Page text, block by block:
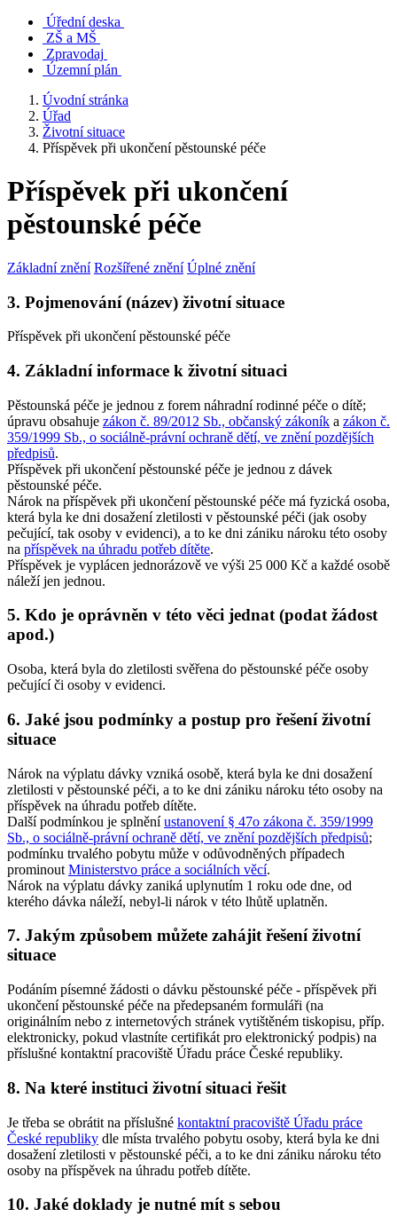
Úřední deska
ZŠ a MŠ
Zpravodaj
Územní plán
Úvodní stránka
Úřad
Životní situace
Příspěvek při ukončení pěstounské péče
Příspěvek při ukončení
pěstounské péče
Základní znění Rozšířené znění Úplné znění
3. Pojmenování (název) životní situace
Příspěvek při ukončení pěstounské péče
4. Základní informace k životní situaci
Pěstounská péče je jednou z forem náhradní rodinné péče o dítě;
úpravu obsahuje zákon č. 89/2012 Sb., občanský zákoník a zákon č.
359/1999 Sb., o sociálně-právní ochraně dětí, ve znění pozdějších
předpisů.
Příspěvek při ukončení pěstounské péče je jednou z dávek
pěstounské péče.
Nárok na příspěvek při ukončení pěstounské péče má fyzická osoba,
která byla ke dni dosažení zletilosti v pěstounské péči (jak osoby
pečující, tak osoby v evidenci), a to ke dni zániku nároku této osoby
na příspěvek na úhradu potřeb dítěte.
Příspěvek je vyplácen jednorázově ve výši 25 000 Kč a každé osobě
náleží jen jednou.
5. Kdo je oprávněn v této věci jednat (podat žádost
apod.)
Osoba, která byla do zletilosti svěřena do pěstounské péče osoby
pečující či osoby v evidenci.
6. Jaké jsou podmínky a postup pro řešení životní
situace
Nárok na výplatu dávky vzniká osobě, která byla ke dni dosažení
zletilosti v pěstounské péči, a to ke dni zániku nároku této osoby na
příspěvek na úhradu potřeb dítěte.
Další podmínkou je splněníustanovení § 47o zákona č. 359/1999
Sb., o sociálně-právní ochraně dětí, ve znění pozdějších předpisů;
podmínku trvalého pobytu může v odůvodněných případech
prominout Ministerstvo práce a sociálních věcí.
Nárok na výplatu dávky zaniká uplynutím 1 roku ode dne, od
kterého dávka náleží, nebyl-li nárok v této lhůtě uplatněn.
7. Jakým způsobem můžete zahájit řešení životní
situace
Podáním písemné žádosti o dávku pěstounské péče - příspěvek při
ukončení pěstounské péče na předepsaném formuláři (na
originálním nebo z internetových stránek vytištěném tiskopisu, příp.
elektronicky, pokud vlastníte certifikát pro elektronický podpis) na
příslušné kontaktní pracoviště Úřadu práce České republiky.
8. Na které instituci životní situaci řešit
Je třeba se obrátit na příslušné kontaktní pracoviště Úřadu práce
České republiky dle místa trvalého pobytu osoby, která byla ke dni
dosažení zletilosti v pěstounské péči, a to ke dni zániku nároku této
osoby na příspěvek na úhradu potřeb dítěte.
10. Jaké doklady je nutné mít s sebou